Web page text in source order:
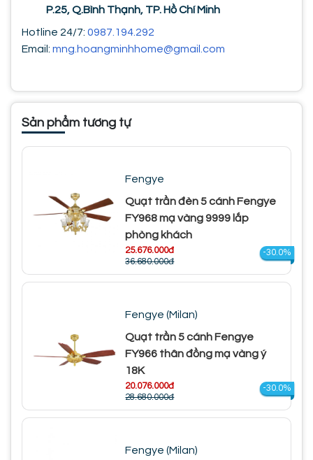
P.25, Q.Bình Thạnh, TP. Hồ Chí Minh
Hotline 24/7: 0987.194.292
Email: mng.hoangminhhome@gmail.com
Sản phẩm tương tự
Fengye
Quạt trần đèn 5 cánh Fengye
FY968 mạ vàng 9999 lắp
phòng khách
25.676.000đ
36.680.000đ
-30.0%
Fengye (Milan)
Quạt trần 5 cánh Fengye
FY966 thân đồng mạ vàng ý
18K
20.076.000đ
28.680.000đ
-30.0%
Fengye (Milan)